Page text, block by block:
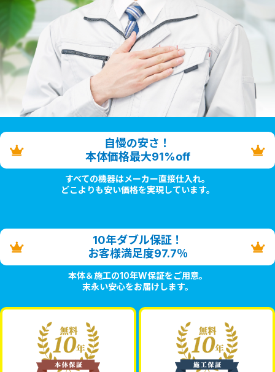
自慢の安さ！
本体価格最大91%off
すべての機器はメーカー直接仕入れ。
どこよりも安い価格を実現しています。
10年ダブル保証！
お客様満足度97.7％
本体＆施工の10年W保証をご用意。
末永い安心をお届けします。